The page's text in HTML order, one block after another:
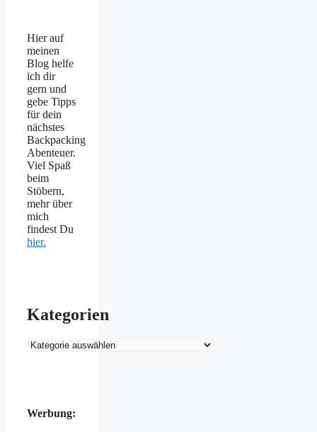
Hier auf
meinen
Blog helfe
ich dir
gern und
gebe Tipps
für dein
nächstes
Backpacking
Abenteuer.
Viel Spaß
beim
Stöbern,
mehr über
mich
findest Du
hier.
Kategorien
Kategorien
Werbung: